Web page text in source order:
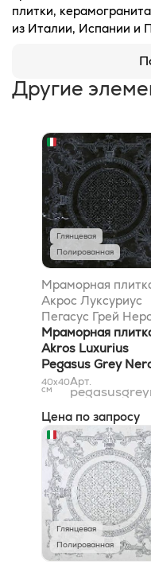
плитки,
из Италии, Испании и
Другие
Глянцевая
Полированная
Мраморная
Акрос Луксуриус
Пегасус Грей
Марквиниа 40x40
Мраморная
Akros Luxurius
Pegasus Grey
Marquinia 40x40
40x40
см
Арт.
Цена по запросу
Глянцевая
Полированная